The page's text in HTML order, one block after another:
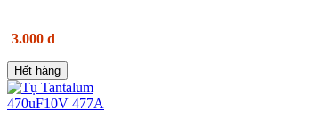
3.000 đ
Hết hàng